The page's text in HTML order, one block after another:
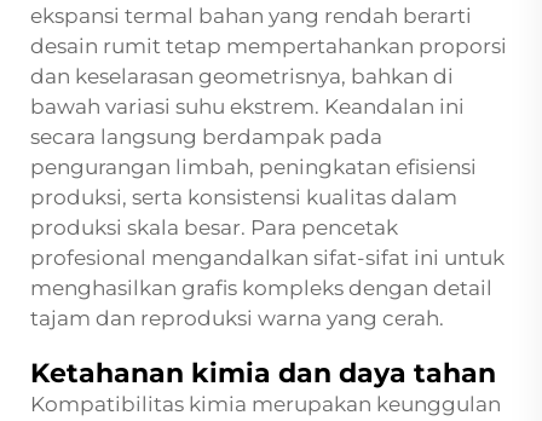
ekspansi termal bahan yang rendah berarti
desain rumit tetap mempertahankan proporsi
dan keselarasan geometrisnya, bahkan di
bawah variasi suhu ekstrem. Keandalan ini
secara langsung berdampak pada
pengurangan limbah, peningkatan efisiensi
produksi, serta konsistensi kualitas dalam
produksi skala besar. Para pencetak
profesional mengandalkan sifat-sifat ini untuk
menghasilkan grafis kompleks dengan detail
tajam dan reproduksi warna yang cerah.
Ketahanan kimia dan daya tahan
Kompatibilitas kimia merupakan keunggulan